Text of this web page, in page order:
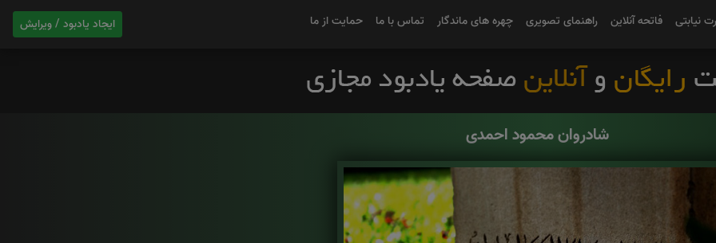
ایجاد یادبود / ویرایش نیابتی فاتحه آنلاین راهنمای تصویری چهره های ماندگار تماس با ما حمایت از ما
شادروان محمود احمدی